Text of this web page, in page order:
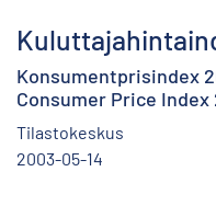
Konsumentprisindex
Consumer Price Index
Tilastokeskus
2003-05-14